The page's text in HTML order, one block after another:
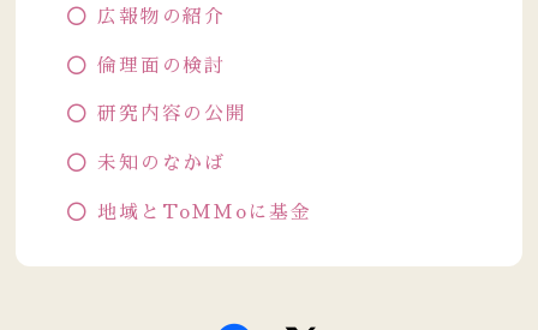
広報物の紹介
倫理面の検討
研究内容の公開
未知のなかば
地域とToMMoに基金